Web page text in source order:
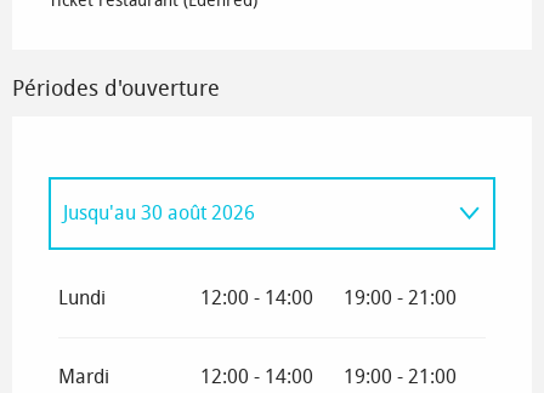
Périodes d'ouverture
Jusqu'au 30 août 2026
Lundi 12:00 - 14:00 19:00 - 21:00
Mardi 12:00 - 14:00 19:00 - 21:00